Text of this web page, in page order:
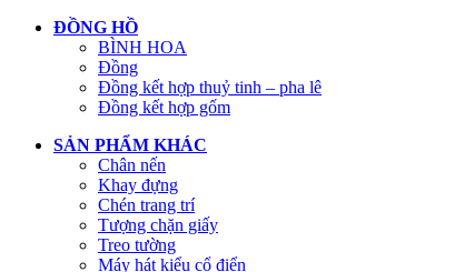
ĐỒNG HỒ
BÌNH HOA
Đồng
Đồng kết hợp thuỷ tinh – pha lê
Đồng kết hợp gốm
SẢN PHẨM KHÁC
Chân nến
Khay đựng
Chén trang trí
Tượng chặn giấy
Treo tường
Máy hát kiểu cổ điển